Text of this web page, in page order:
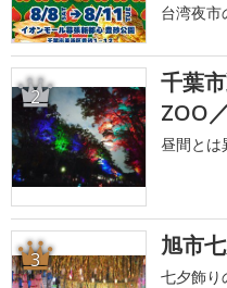
台湾夜市
2
千葉
ZOO
昼間とは
3 旭市
七夕飾り